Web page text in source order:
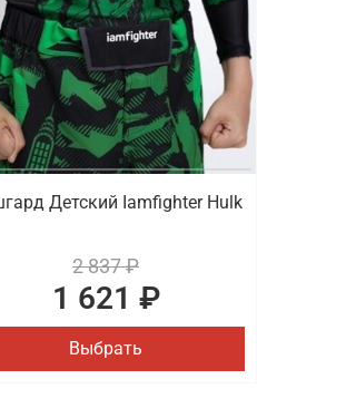
Детский Iamfighter Hulk
2 837 ₽
1 621 ₽
Выбрать